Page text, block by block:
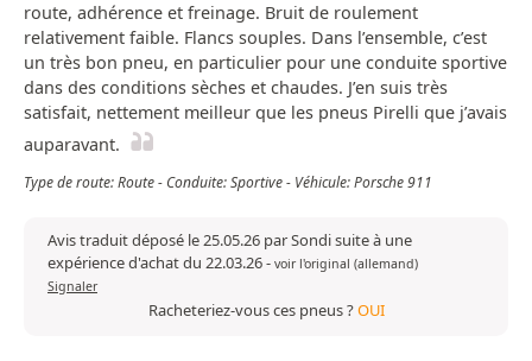
route, adhérence et freinage. Bruit de roulement
relativement faible. Flancs souples. Dans l’ensemble, c’est
un très bon pneu, en particulier pour une conduite sportive
dans des conditions sèches et chaudes. J’en suis très
satisfait, nettement meilleur que les pneus Pirelli que j’avais
auparavant.
Type de route: Route - Conduite: Sportive - Véhicule: Porsche 911
Avis traduit déposé le 25.05.26 par Sondi suite à une
expérience d'achat du 22.03.26- voir l'original (allemand)
Signaler
Racheteriez-vous ces pneus ?OUI